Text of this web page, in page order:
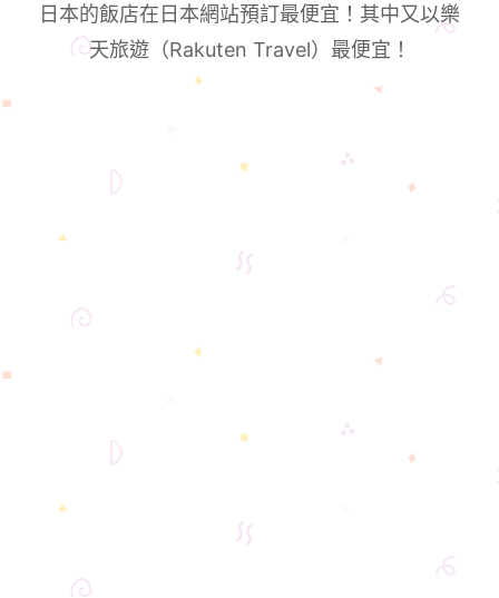
日本的飯店在日本網站預訂最便宜！其中又以樂
天旅遊（Rakuten Travel）最便宜！